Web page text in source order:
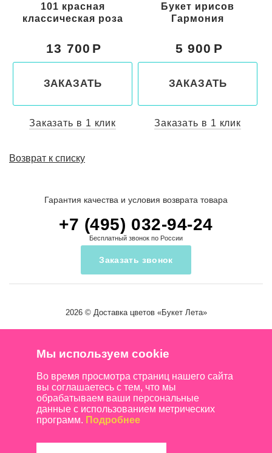
Букет ирисов
Гармония
5 900
ЗАКАЗАТЬ
Заказать в 1 клик
101 красная
классическая роза
13 700
ЗАКАЗАТЬ
Заказать в 1 клик
Возврат к списку
Гарантия качества и условия возврата товара
+7 (495) 032-94-24
Бесплатный звонок по России
Заказать звонок
2026 © Доставка цветов«Букет Лета»
Мы используем cookie
Во время просмотра страниц нашего сайта
вы соглашаетесь с тем, что мы
обрабатываем ваши персональные
данные с использованием метрических
программ. Подробнее